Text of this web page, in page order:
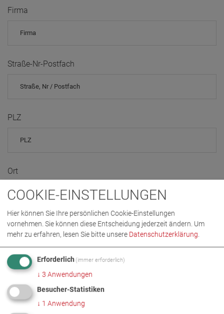
Firma
Straße-Nr-Postfach
PLZ
Ort
Telefon
COOKIE-EINSTELLUNGEN
Hier können Sie Ihre persönlichen Cookie-Einstellungen
vornehmen. Sie können diese Entscheidung jederzeit ändern. Um
mehr zu erfahren, lesen Sie bitte unsere Datenschutzerklärung.
Erforderlich (immer erforderlich)
↓ 3 Anwendungen
Besucher-Statistiken
↓ 1 Anwendung